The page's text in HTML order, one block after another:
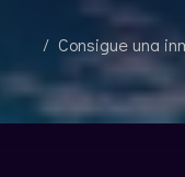
LABORATORI
LA LLEGENDA
CONTACTE
Consigue una